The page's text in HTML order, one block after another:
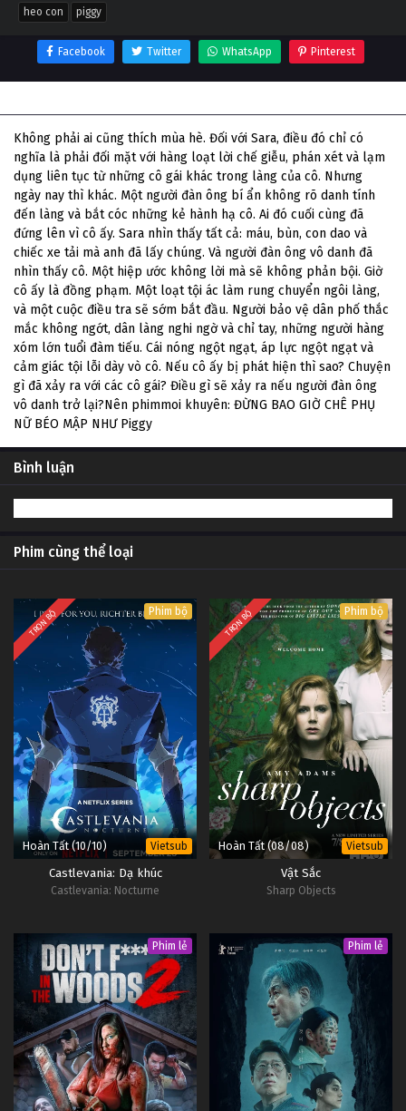
heo con piggy
Facebook Twitter WhatsApp Pinterest
Không phải ai cũng thích mùa hè. Đối với Sara, điều đó chỉ có
nghĩa là phải đối mặt với hàng loạt lời chế giễu, phán xét và lạm
dụng liên tục từ những cô gái khác trong làng của cô. Nhưng
ngày nay thì khác. Một người đàn ông bí ẩn không rõ danh tính
đến làng và bắt cóc những kẻ hành hạ cô. Ai đó cuối cùng đã
đứng lên vì cô ấy. Sara nhìn thấy tất cả: máu, bùn, con dao và
chiếc xe tải mà anh đã lấy chúng. Và người đàn ông vô danh đã
nhìn thấy cô. Một hiệp ước không lời mà sẽ không phản bội. Giờ
cô ấy là đồng phạm. Một loạt tội ác làm rung chuyển ngôi làng,
và một cuộc điều tra sẽ sớm bắt đầu. Người bảo vệ dân phố thắc
mắc không ngớt, dân làng nghi ngờ và chỉ tay, những người hàng
xóm lớn tuổi đàm tiếu. Cái nóng ngột ngạt, áp lực ngột ngạt và
cảm giác tội lỗi dày vò cô. Nếu cô ấy bị phát hiện thì sao? Chuyện
gì đã xảy ra với các cô gái? Điều gì sẽ xảy ra nếu người đàn ông
vô danh trở lại?Nên phimmoi khuyên: ĐỪNG BAO GIỜ CHÊ PHỤ
NỮ BÉO MẬP NHƯ Piggy
Bình luận
Phim cùng thể loại
TRỌN BỘ Phim bộ
Hoàn Tất (10/10) Vietsub
Castlevania: Dạ khúc
Castlevania: Nocturne
TRỌN BỘ Phim bộ
Hoàn Tất (08/08) Vietsub
Vật Sắc
Sharp Objects
Phim lẻ Phim lẻ